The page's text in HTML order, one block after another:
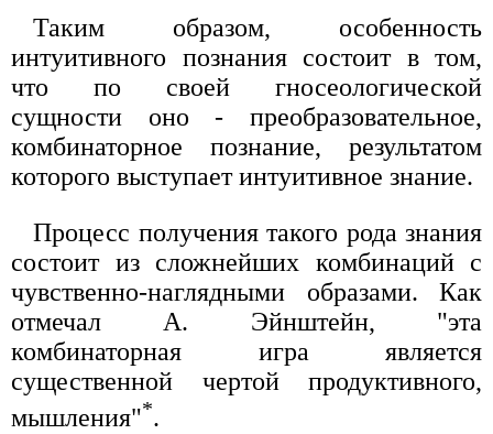
Таким образом, особенность
интуитивного познания состоит в том,
что по своей гносеологической
сущности оно - преобразовательное,
комбинаторное познание, результатом
которого выступает интуитивное знание.
Процесс получения такого рода знания
состоит из сложнейших комбинаций с
чувственно-наглядными образами. Как
отмечал А. Эйнштейн, "эта
комбинаторная игра является
существенной чертой продуктивного,
мышления"*.